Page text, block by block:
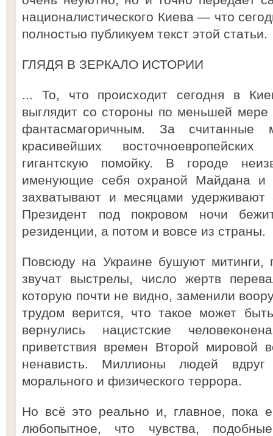
националистического Киева — что
полностью публикуем текст этой статьи.
ГЛЯДЯ В ЗЕРКАЛО ИСТОРИИ
... То, что происходит сегодня в
выглядит со стороны по меньшей
фантасмагоричным. За
красивейших
гигантскую помойку. В городе
именующие себя охраной Майдана и
захватывают и месяцами удерживают
Президент под покровом ночи
резиденции, а потом и вовсе из страны.
Повсюду на Украине бушуют митинги,
звучат выстрелы, число жертв
которую почти не видно, заменили
трудом верится, что такое может
вернулись нацистские
приветствия времен Второй мировой
ненависть. Миллионы людей вдруг
морального и физического террора.
Но всё это реально и, главное, пока
любопытное, что чувства,